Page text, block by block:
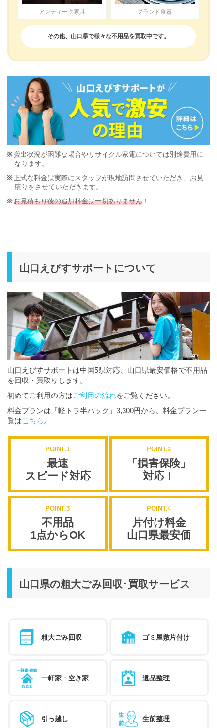
アンティーク家具 ブランド食器
その他、山口県で様々な不用品を買取中です。
搬出状況が困難な場合やリサイクル家電については別途費用に
なります。
正式な料金は実際にスタッフが現地訪問させていただき、お見
積りをさせていただきます。
お見積もり後の追加料金は一切ありません！
山口えびすサポートについて
山口えびすサポートは中国5県対応、山口県最安価格で不用品
を回収・買取りします。
初めてご利用の方はご利用の流れをご覧ください。
料金プランは「軽トラ半パック」3,300円から。料金プラン一
覧はこちら。
POINT.1
最速
スピード対応
POINT.2
「損害保険」
対応！
POINT.3
不用品
1点からOK
POINT.4
片付け料金
山口県最安価
山口県の粗大ごみ回収･買取サービス
粗大ごみ回収 ゴミ屋敷片付け
一軒家・空き家 遺品整理
引っ越し 生前整理